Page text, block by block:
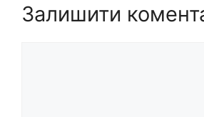
Залишити